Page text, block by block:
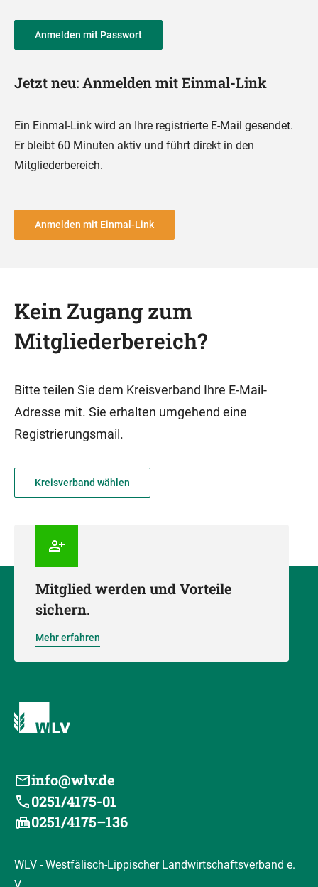
Anmelden mit Passwort
Jetzt neu: Anmelden mit Einmal-Link
Ein Einmal-Link wird an Ihre registrierte E-Mail gesendet.
Er bleibt 60 Minuten aktiv und führt direkt in den
Mitgliederbereich.
Anmelden mit Einmal-Link
Kein Zugang zum
Mitgliederbereich?
Bitte teilen Sie dem Kreisverband Ihre E-Mail-
Adresse mit. Sie erhalten umgehend eine
Registrierungsmail.
Kreisverband wählen
Mitglied werden und Vorteile
sichern.
Mehr erfahren
info@wlv.de
0251/4175-01
0251/4175–136
WLV - Westfälisch-Lippischer Landwirtschaftsverband e.